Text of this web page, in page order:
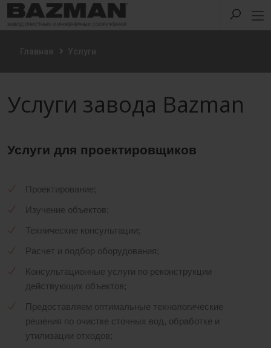
Главная Услуги
Услуги завода Bazman
Услуги для проектировщиков
Проектирование;
Изучение объектов;
Технические консультации;
Расчет и подбор оборудования;
Консультационные услуги по реконструкции
действующих объектов;
Предоставляем оптимальные технологические
решения по очистке сточных вод, обработке и
утилизации отходов;